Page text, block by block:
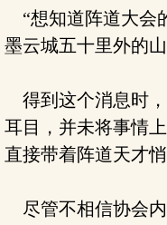
“想知道阵道大会
墨云城五十里外的
得到这个消息时
耳目，并未将事情
直接带着阵道天才
尽管不相信协会